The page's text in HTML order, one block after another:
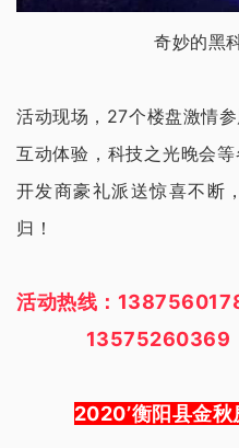
奇妙的黑
活动现场，27个楼盘激情
互动体验，科技之光晚会
开发商豪礼派送惊喜不断
归！
活动热线：
13575260369
2020’衡阳县金